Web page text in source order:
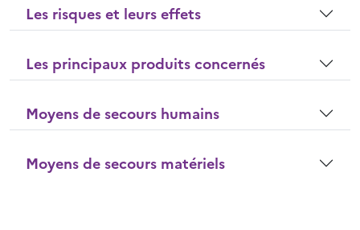
Les risques et leurs effets
Les principaux produits concernés
Moyens de secours humains
Moyens de secours matériels